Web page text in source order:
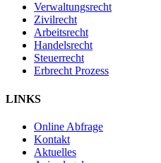
Verwaltungsrecht
Zivilrecht
Arbeitsrecht
Handelsrecht
Steuerrecht
Erbrecht Prozess
LINKS
Online Abfrage
Kontakt
Aktuelles
Legalium |
Schreiben Sie uns kurz,
Immobilienkauf,